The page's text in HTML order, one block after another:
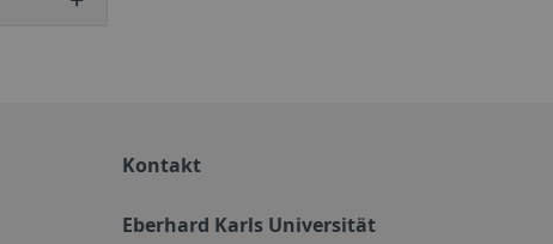
Kontakt
Eberhard Karls Universität